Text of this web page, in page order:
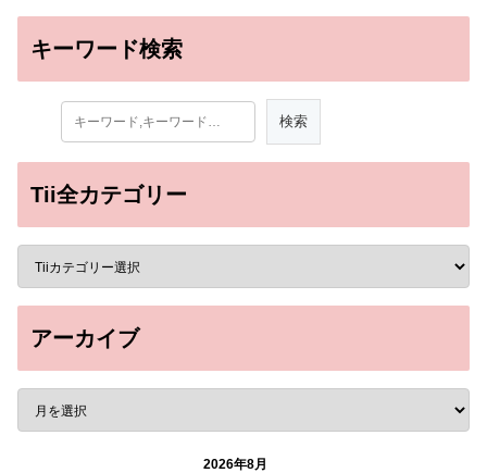
キーワード検索
Tii全カテゴリー
アーカイブ
2026年8月